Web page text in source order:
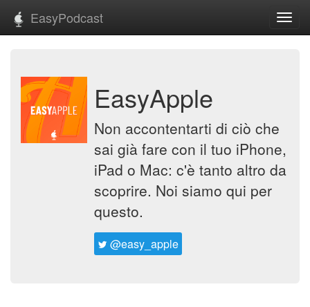
EasyPodcast
EasyApple
Non accontentarti di ciò che
sai già fare con il tuo iPhone,
iPad o Mac: c'è tanto altro da
scoprire. Noi siamo qui per
questo.
@easy_apple